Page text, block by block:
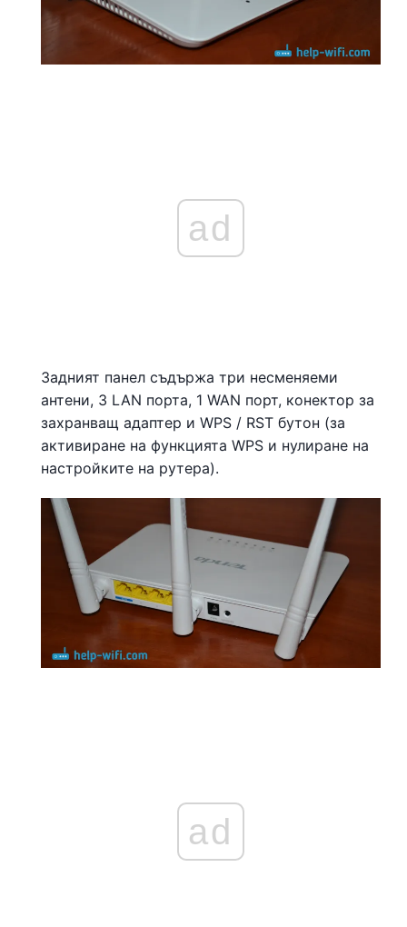
ad
Задният панел съдържа три несменяеми
антени, 3 LAN порта, 1 WAN порт, конектор за
захранващ адаптер и WPS / RST бутон (за
активиране на функцията WPS и нулиране на
настройките на рутера).
ad